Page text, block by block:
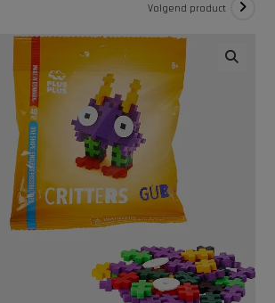
Volgend product